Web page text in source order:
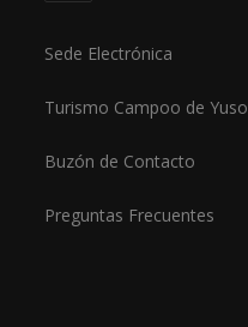
Sede Electrónica
Turismo Campoo de Yuso
Buzón de Contacto
Preguntas Frecuentes